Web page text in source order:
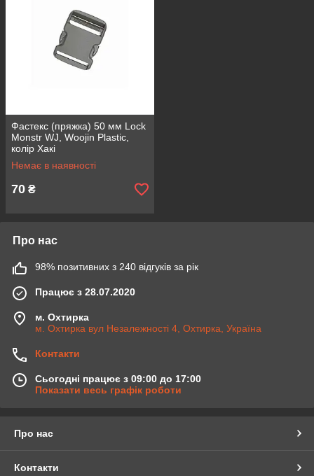
Фастекс (пряжка) 50 мм Lock
Monstr WJ, Woojin Plastic,
колір Хакі
Немає в наявності
70 ₴
Про нас
98% позитивних з 240 відгуків за рік
Працює з 28.07.2020
м. Охтирка
м. Охтирка вул Незалежності 4, Охтирка, Україна
Контакти
Сьогодні працює з 09:00 до 17:00
Показати весь графік роботи
Про нас
Контакти